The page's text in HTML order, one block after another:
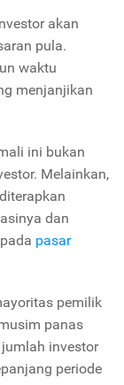
akan
pula.
waktu
menjanjikan
ini bukan
Melainkan,
dan
pasar
pemilik
panas
investor
periode